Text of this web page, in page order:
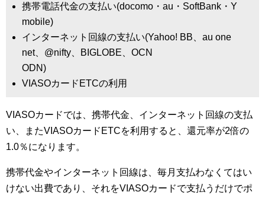
携帯電話代金の支払い(docomo・au・SoftBank・Y
mobile)
インターネット回線の支払い(Yahoo! BB、au one
net、@nifty、BIGLOBE、OCN
ODN)
VIASOカードETCの利用
VIASOカードでは、携帯代金、インターネット回線の支払
い、またVIASOカードETCを利用すると、還元率が2倍の
1.0％になります。
携帯代金やインターネット回線は、毎月支払わなくてはい
けない出費であり、それをVIASOカードで支払うだけでポ